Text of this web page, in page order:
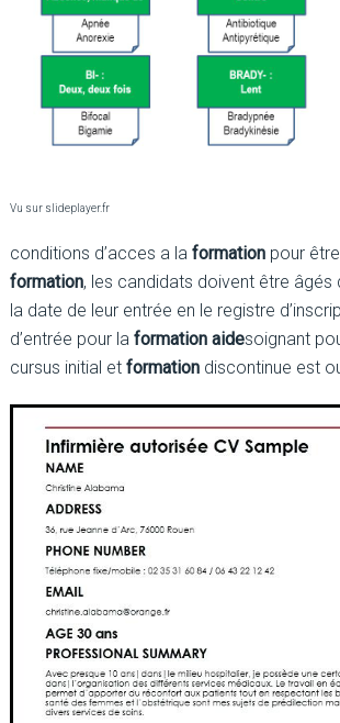
Vu sur slideplayer.fr
conditions d’acces a la formationpour
formation, les candidats doivent être âgés
la date de leur entrée en le registre
d’entrée pour la formation aidesoignant
cursus initial et formationdiscontinue est